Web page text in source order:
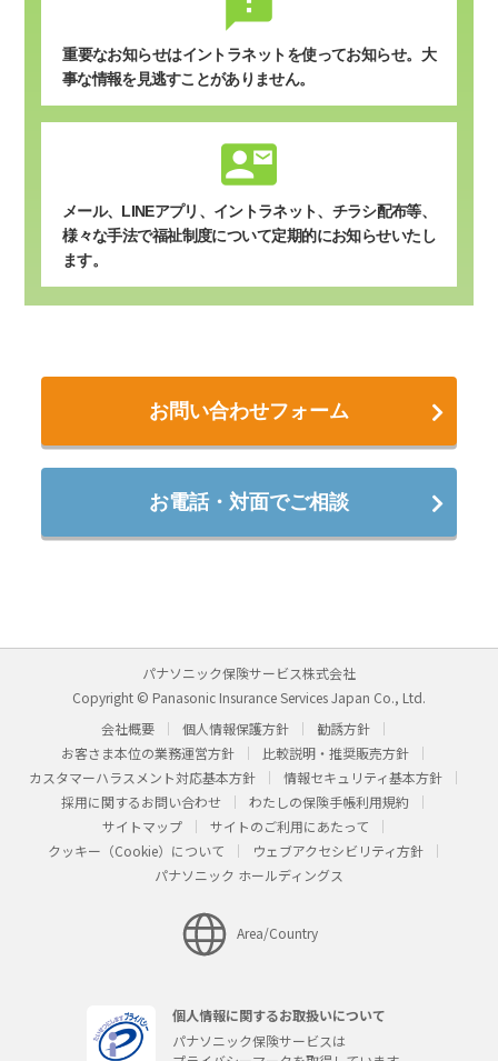
重要なお知らせはイントラネットを使ってお知らせ。 大
事な情報を見逃すことがありません。
contact_mail
メール、LINEアプリ、イントラネット、チラシ配布等、
様々な手法で福祉制度について定期的にお知らせいたし
ます。
お問い合わせフォーム
お電話・対面でご相談
パナソニック保険サービス株式会社
Copyright © Panasonic Insurance Services Japan Co., Ltd.
会社概要
個人情報保護方針
勧誘方針
お客さま本位の業務運営方針
比較説明・推奨販売方針
カスタマーハラスメント対応基本方針
情報セキュリティ基本方針
採用に関するお問い合わせ
わたしの保険手帳利用規約
サイトマップ
サイトのご利用にあたって
クッキー（Cookie）について
ウェブアクセシビリティ方針
パナソニック ホールディングス
Area/Country
個人情報に関するお取扱いについて
パナソニック保険サービスは